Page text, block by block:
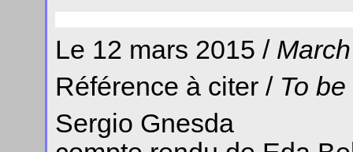
Le 12 mars 2015 /
Référence à citer / To
Sergio Gnesda